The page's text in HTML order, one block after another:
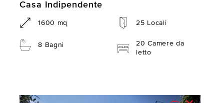
Casa Indipendente
1600 mq 25 Locali
8 Bagni
20 Camere da
letto